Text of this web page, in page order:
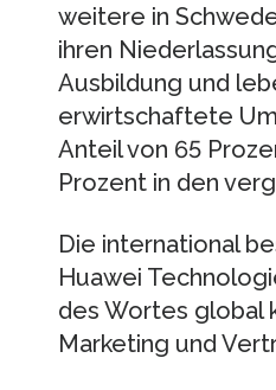
weitere in
ihren
Ausbildung und
erwirtschaftete
Anteil von 65
Prozent in den
Die international
Huawei
des Wortes global
Marketing und